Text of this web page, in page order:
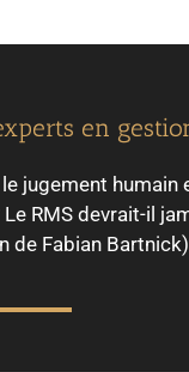
en
jugement
RMS devrait-il
de Fabian Bartnick)